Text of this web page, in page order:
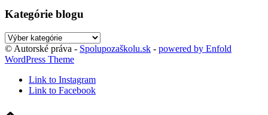
Kategórie blogu
Kategórie
blogu
© Autorské práva - Spolupozaškolu.sk - powered by Enfold
WordPress Theme
Link to Instagram
Link to Facebook